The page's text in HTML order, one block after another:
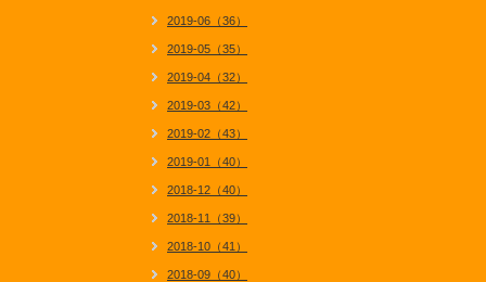
2019-06（36）
2019-05（35）
2019-04（32）
2019-03（42）
2019-02（43）
2019-01（40）
2018-12（40）
2018-11（39）
2018-10（41）
2018-09（40）